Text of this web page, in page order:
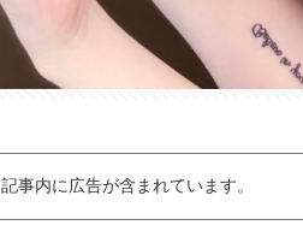
記事内に広告が含まれています。